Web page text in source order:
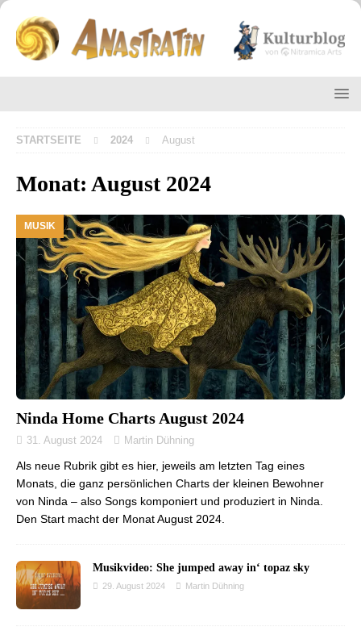
STARTSEITE 2024 August
Monat: August 2024
MUSIK
Ninda Home Charts August 2024
31. August 2024 Martin Dühning
Als neue Rubrik gibt es hier, jeweils am letzten Tag eines
Monats, die ganz persönlichen Charts der kleinen Bewohner
von Ninda – also Songs komponiert und produziert in Ninda.
Den Start macht der Monat August 2024.
Musikvideo: She jumped away in‘ topaz sky
29. August 2024 Martin Dühning